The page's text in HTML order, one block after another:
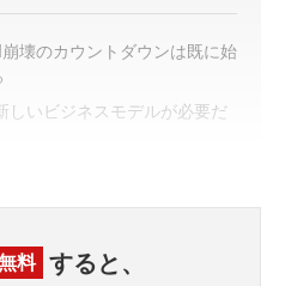
壊のカウントダウンは既に始
しいビジネスモデルが必要だ
料 すると、